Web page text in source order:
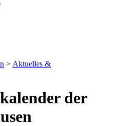
> Aktuelles &
der